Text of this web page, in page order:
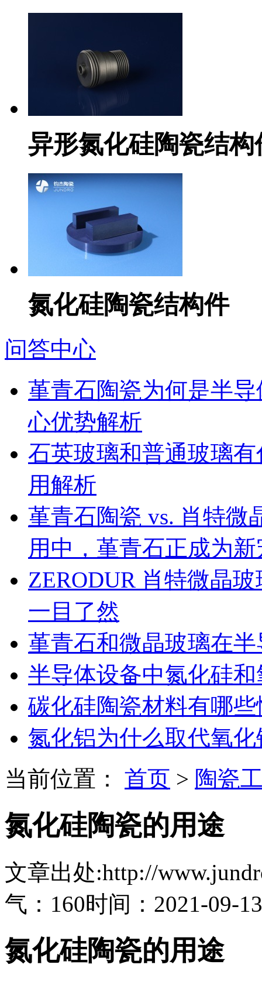
异形氮化硅陶瓷结构
氮化硅陶瓷结构件
问答中心
堇青石陶瓷为何是半
心优势解析
石英玻璃和普通玻璃
用解析
堇青石陶瓷 vs. 肖特微
用中，堇青石正成为
ZERODUR 肖特微晶
一目了然
堇青石和微晶玻璃在
半导体设备中氮化硅
碳化硅陶瓷材料有哪
氮化铝为什么取代氧化
当前位置：
首页 > 陶瓷
氮化硅陶瓷的用途
文章出处:http://
气：160时间：2021-09-13
氮化硅陶瓷的用途